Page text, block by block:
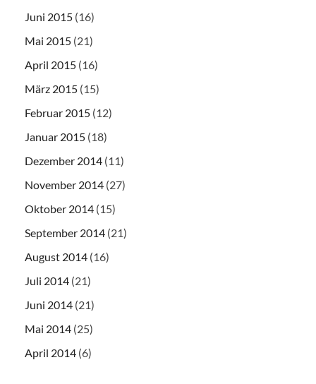
Juni 2015 (16)
Mai 2015 (21)
April 2015 (16)
März 2015 (15)
Februar 2015 (12)
Januar 2015 (18)
Dezember 2014 (11)
November 2014 (27)
Oktober 2014 (15)
September 2014 (21)
August 2014 (16)
Juli 2014 (21)
Juni 2014 (21)
Mai 2014 (25)
April 2014 (6)